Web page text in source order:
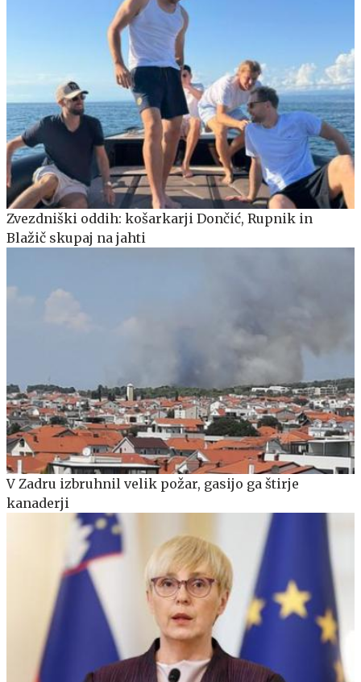
Zvezdniški oddih: košarkarji Dončić, Rupnik in
Blažič skupaj na jahti
V Zadru izbruhnil velik požar, gasijo ga štirje
kanaderji